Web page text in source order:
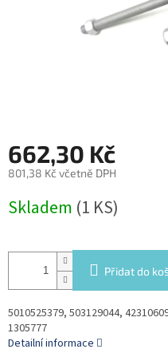
662,30 Kč
801,38 Kč včetně DPH
cena:
Skladem (1 KS)
Přidat do
5010525379, 503129044,
1305777
Detailní informace